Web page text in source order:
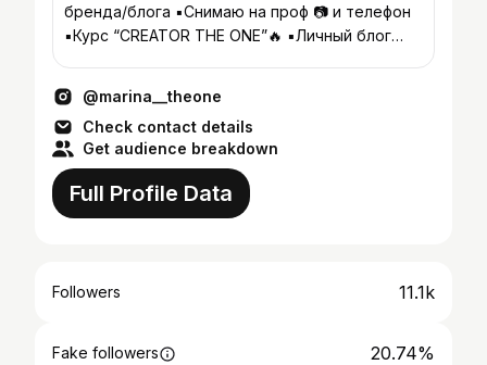
бренда/блога ▪️Снимаю на проф 📷 и телефон
▪️Курс “СREATOR THE ONE”🔥 ▪️Личный блог
@marina__theone
Check contact details
Get audience breakdown
Full Profile Data
Followers 11.1k
Fake followers 20.74%